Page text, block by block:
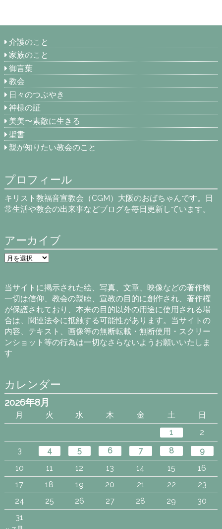
介護のこと
家族のこと
御言葉
教会
日々のつぶやき
神様の証
美美〜素敵に生きる
聖書
親が知りたい教会のこと
プロフィール
キリスト教福音宣教会（CGM）大阪のおばちゃんです。日
常生活や教会の出来事などブログを毎日更新しています。
アーカイブ
ア
ー
ブ
当サイトに掲示された絵、写真、文章、映像などの著作物
一切は信仰、教会の親睦、宣教の目的に創作され、著作権
が保護されており、本来の目的以外の用途に使用される場
合は、関連法令に抵触する可能性があります。当サイトの
内容、テキスト、画像等の無断転載・無断使用・スクリー
ンショット等の行為は一切なさらないようお願いいたしま
す
カレンダー
2026年8月
月 火 水 木 金 土
日
1
2
3
4 5 6 7 8
9
10
11 12 13 14 15
16
17
18 19 20 21 22
23
24
25 26 27 28 29
30
31